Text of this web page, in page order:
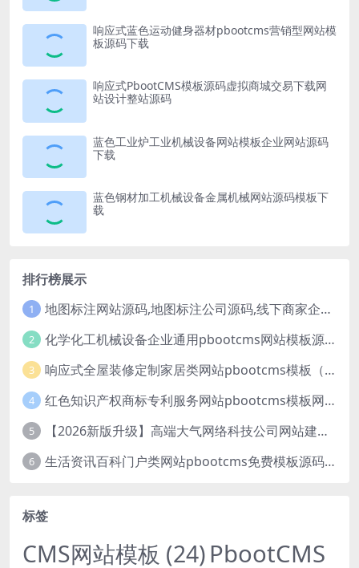
响应式蓝色运动健身器材pbootcms营销型网站模
板源码下载
响应式PbootCMS模板源码虚拟商城交易下载网
站设计整站源码
蓝色工业炉工业机械设备网站模板企业网站源码
下载
蓝色钢材加工机械设备金属机械网站源码模板下
载
排行榜展示
1 地图标注网站源码,地图标注公司源码,线下商家企业地图标注服务,店铺地图定位网站
2 化学化工机械设备企业通用pbootcms网站模板源码下载
3 响应式全屋装修定制家居类网站pbootcms模板（自适应手机端）绿色装修公司网站源码
4 红色知识产权商标专利服务网站pbootcms模板网站源码下载
5 【2026新版升级】高端大气网络科技公司网站建设官网源码模板下载
6 生活资讯百科门户类网站pbootcms免费模板源码下载
标签
CMS网站模板 (24)PbootCMS